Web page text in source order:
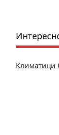
Климатици